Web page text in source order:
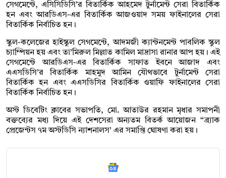
সেগমেন্টে, এসিসিডিসি’র বিতার্কিক আহমেদ টুর্নামেন্ট সেরা বিতার্কিক
হন এবং আরডিএস-এর বিতার্কিক আজওয়াদ সময় ফাইনালের সেরা
বিতার্কিক নির্বাচিত হন।
স্কুল-কলেজের হাইস্কুল সেগমেন্টে, আদমজী ক্যান্টনমেন্ট পাবলিক স্কুল
চ্যাম্পিয়ন হয় এবং তা’মিরুল মিল্লাত কামিল মাদ্রাসা রানার আপ হয়। এই
সেগমেন্টে আরডিএস-এর বিতার্কিক সাফাত ইবনে আজাদ এবং
এএসডিসি’র বিতার্কিক মাহমুদ আমিন যৌথভাবে টুর্নামেন্ট সেরা
বিতার্কিক হন এবং এএসডিসির বিতার্কিক ওয়াফি ফাইনালের সেরা
বিতার্কিক নির্বাচিত হন।
অস্ট ডিবেটিং ক্লাবের সভাপতি, মো. আতাউর রহমান মৃধার সমাপনী
বক্তব্যের মধ্য দিয়ে এই দেশসেরা অন্যতম বিতর্ক আয়োজন “ব্র্যাক
প্রেজেন্টস ৭ম অস্টডিসি ন্যাশনালস’ এর সমাপ্তি ঘোষণা করা হয়।